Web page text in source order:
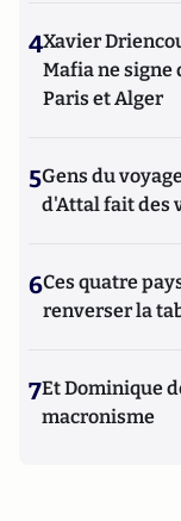
4Xavier
Mafia ne signe
Paris et Alger
5Gens du
d'Attal fait des
6Ces quatre
renverser la
7Et Dominique
macronisme